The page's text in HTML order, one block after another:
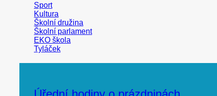
Sport
Kultura
Školní družina
Školní parlament
EKO škola
Tyláček